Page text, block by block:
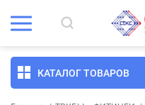
КАТАЛОГ ТОВАРОВ